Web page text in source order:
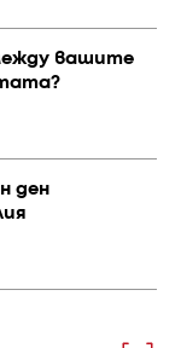
вашите
ден